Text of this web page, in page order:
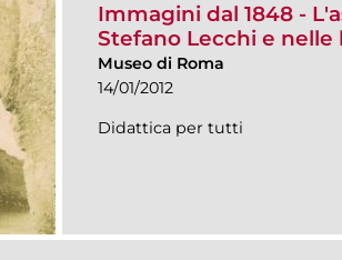
Immagini dal 1848 -
Stefano Lecchi e
Museo di Roma
14/01/2012
Didattica per tutti